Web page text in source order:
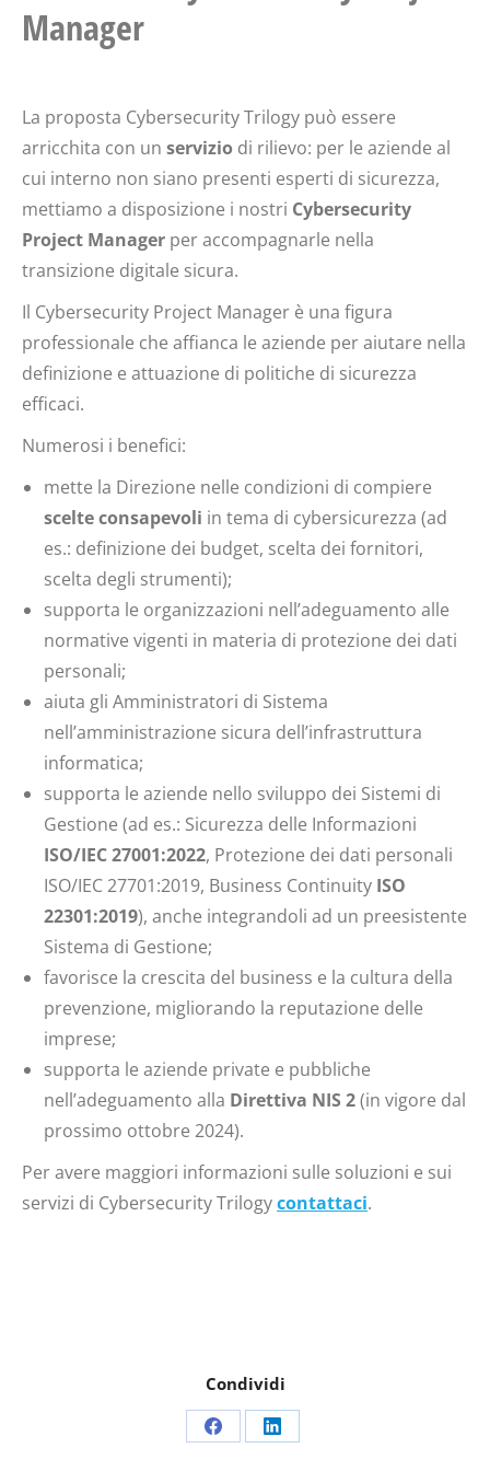
Manager
La proposta Cybersecurity Trilogy può essere
arricchita con un servizio di rilievo: per le aziende al
cui interno non siano presenti esperti di sicurezza,
mettiamo a disposizione i nostri Cybersecurity
Project Manager per accompagnarle nella
transizione digitale sicura.
Il Cybersecurity Project Manager è una figura
professionale che affianca le aziende per aiutare nella
definizione e attuazione di politiche di sicurezza
efficaci.
Numerosi i benefici:
mette la Direzione nelle condizioni di compiere
scelte consapevoli in tema di cybersicurezza (ad
es.: definizione dei budget, scelta dei fornitori,
scelta degli strumenti);
supporta le organizzazioni nell’adeguamento alle
normative vigenti in materia di protezione dei dati
personali;
aiuta gli Amministratori di Sistema
nell’amministrazione sicura dell’infrastruttura
informatica;
supporta le aziende nello sviluppo dei Sistemi di
Gestione (ad es.: Sicurezza delle Informazioni
ISO/IEC 27001:2022, Protezione dei dati personali
ISO/IEC 27701:2019, Business Continuity ISO
22301:2019), anche integrandoli ad un preesistente
Sistema di Gestione;
favorisce la crescita del business e la cultura della
prevenzione, migliorando la reputazione delle
imprese;
supporta le aziende private e pubbliche
nell’adeguamento alla Direttiva NIS 2(in vigore dal
prossimo ottobre 2024).
Per avere maggiori informazioni sulle soluzioni e sui
servizi di Cybersecurity Trilogycontattaci.
Condividi
Share Share